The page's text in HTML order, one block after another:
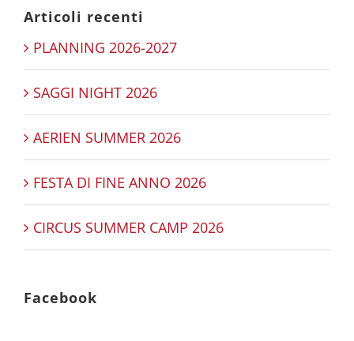
Articoli recenti
PLANNING 2026-2027
SAGGI NIGHT 2026
AERIEN SUMMER 2026
FESTA DI FINE ANNO 2026
CIRCUS SUMMER CAMP 2026
Facebook